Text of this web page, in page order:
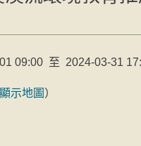
09:00 至 2024-03-31
顯示地圖 ）